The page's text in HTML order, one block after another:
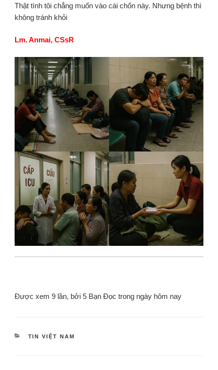
Thật tình tôi chẳng muốn vào cái chốn này. Nhưng bệnh thì
không tránh khỏi
Lm. Anmai, CSsR
Được xem 9 lần, bởi 5 Bạn Đọc trong ngày hôm nay
TIN VIỆT NAM